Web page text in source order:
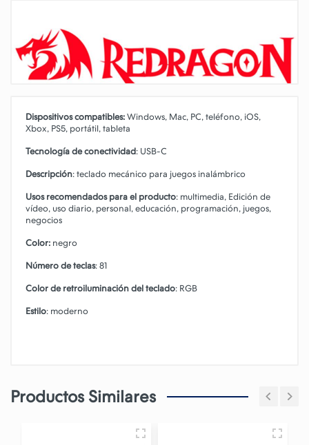
Dispositivos compatibles: Windows, Mac, PC, teléfono, iOS,
Xbox, PS5, portátil, tableta
Tecnología de conectividad: USB-C
Descripción: teclado mecánico para juegos inalámbrico
Usos recomendados para el producto: multimedia, Edición de
vídeo, uso diario, personal, educación, programación, juegos,
negocios
Color: negro
Número de teclas: 81
Color de retroiluminación del teclado: RGB
Estilo: moderno
Productos Similares